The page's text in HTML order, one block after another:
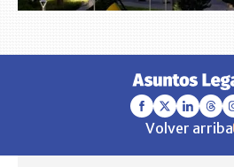
Volver arriba